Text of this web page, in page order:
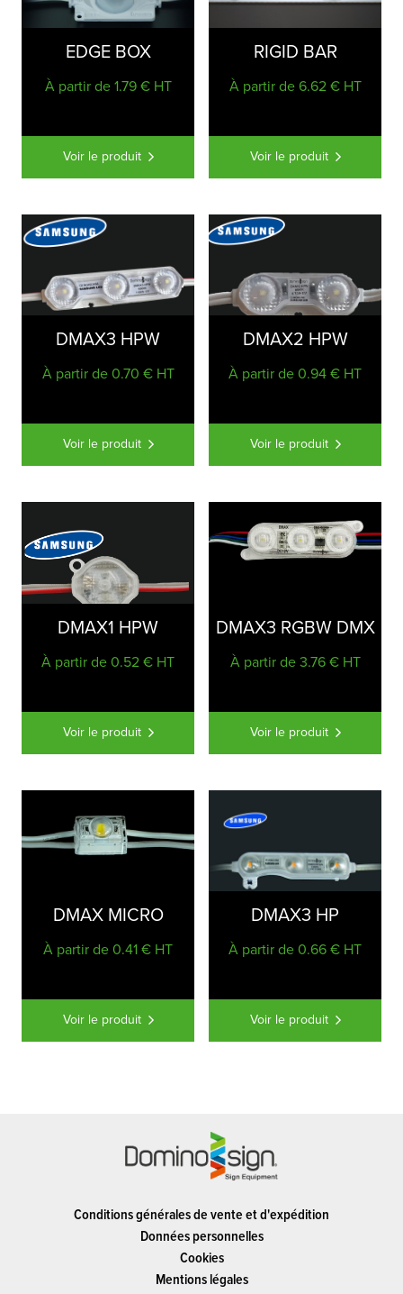
EDGE BOX
À partir de 1.79 € HT
Voir le produit
RIGID BAR
À partir de 6.62 € HT
Voir le produit
DMAX3 HPW
À partir de 0.70 € HT
Voir le produit
DMAX2 HPW
À partir de 0.94 € HT
Voir le produit
DMAX1 HPW
À partir de 0.52 € HT
Voir le produit
DMAX3 RGBW DMX
À partir de 3.76 € HT
Voir le produit
DMAX MICRO
À partir de 0.41 € HT
Voir le produit
DMAX3 HP
À partir de 0.66 € HT
Voir le produit
Conditions générales de vente et d'expédition
Données personnelles
Cookies
Mentions légales